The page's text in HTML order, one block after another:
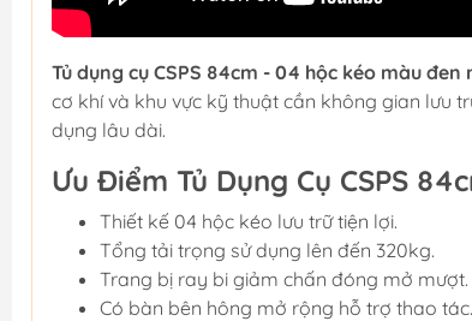
Tủ dụng cụ CSPS 84cm - 04 hộc kéo màu đen
cơ khí và khu vực kỹ thuật cần không gian lưu
dụng lâu dài.
Ưu Điểm Tủ Dụng Cụ CSPS
Thiết kế 04 hộc kéo lưu trữ tiện lợi.
Tổng tải trọng sử dụng lên đến 320kg.
Trang bị ray bi giảm chấn đóng mở mượt.
Có bàn bên hông mở rộng hỗ trợ thao tác.